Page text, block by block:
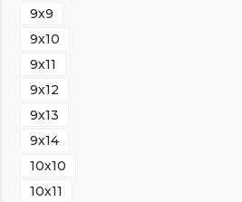
9х9
9х10
9х11
9х12
9х13
9х14
10х10
10х11